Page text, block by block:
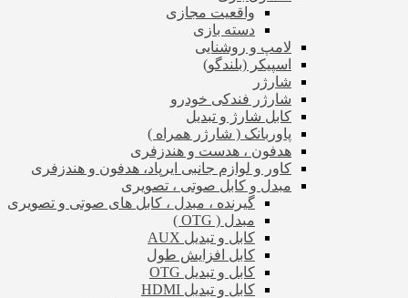
واقعیت مجازی
دسته بازی
لامپ و روشنایی
اسپیکر (بلندگو)
شارژر
شارژر فندکی خودرو
کابل شارژ و تبدیل
پاوربانک ( شارژر همراه )
هدفون ، هدست و هندزفری
کاور و لوازم جانبی ایرپاد، هدفون و هندزفری
مبدل و کابل صوتی ، تصویری
گیرنده ، مبدل ، کابل های صوتی و تصویری
مبدل ( OTG )
کابل و تبدیل AUX
کابل افزایش طول
کابل و تبدیل OTG
کابل و تبدیل HDMI